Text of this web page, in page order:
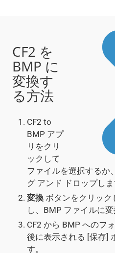
CF2 を
BMP に
変換す
る方法
CF2 to
BMP アプ
リをクリ
ックして
ファイルを選択するか
グ アンド ドロップしま
変換 ボタンをクリック
し、BMP ファイルに変
CF2 から BMP へのフ
後に表示される [保存]
す。